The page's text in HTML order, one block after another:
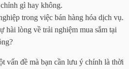
gì hay không.
trong việc bán hàng hóa dịch vụ.
hài lòng về trải nghiệm mua sắm tại
vấn đề mà bạn cần lưu ý chính là thời